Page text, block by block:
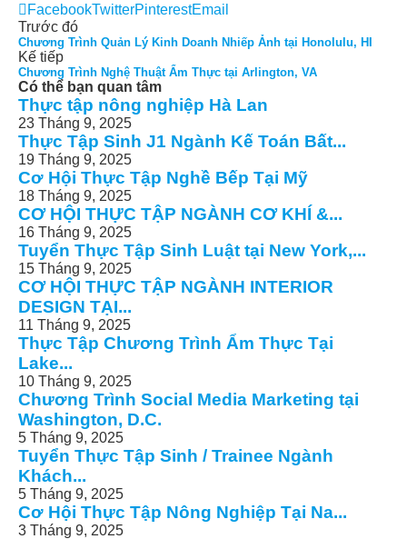
FacebookTwitterPinterestEmail
Trước đó
Chương Trình Quản Lý Kinh Doanh Nhiếp Ảnh tại Honolulu, HI
Kế tiếp
Chương Trình Nghệ Thuật Ẩm Thực tại Arlington, VA
Có thể bạn quan tâm
Thực tập nông nghiệp Hà Lan
23 Tháng 9, 2025
Thực Tập Sinh J1 Ngành Kế Toán Bất...
19 Tháng 9, 2025
Cơ Hội Thực Tập Nghề Bếp Tại Mỹ
18 Tháng 9, 2025
CƠ HỘI THỰC TẬP NGÀNH CƠ KHÍ &...
16 Tháng 9, 2025
Tuyển Thực Tập Sinh Luật tại New York,...
15 Tháng 9, 2025
CƠ HỘI THỰC TẬP NGÀNH INTERIOR
DESIGN TẠI...
11 Tháng 9, 2025
Thực Tập Chương Trình Ẩm Thực Tại
Lake...
10 Tháng 9, 2025
Chương Trình Social Media Marketing tại
Washington, D.C.
5 Tháng 9, 2025
Tuyển Thực Tập Sinh / Trainee Ngành
Khách...
5 Tháng 9, 2025
Cơ Hội Thực Tập Nông Nghiệp Tại Na...
3 Tháng 9, 2025